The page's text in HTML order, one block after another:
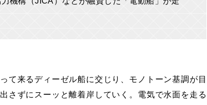
て来るディーゼル船に交じり、モノトーン基調が目
さずにスーッと離着岸していく。電気で水面を走る